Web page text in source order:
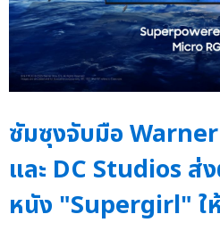
ซัมซุงจับมือ
และ DC Studios ส่
หนัง "Supergirl" ใ